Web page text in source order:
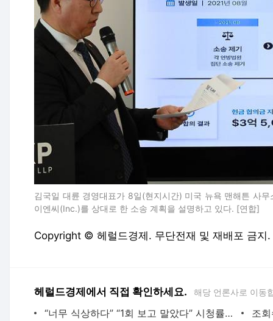
김국일 대륜 경영대표가 8일(현지시간) 미국 뉴욕 맨해튼 사
이엔씨(Inc.)를 상대로 한 소송 계획을 설명하고 있다. [연합]
Copyright © 헤럴드경제. 무단전재 및 재배포 금지.
헤럴드경제에서 직접 확인하세요. 해당 언론사로 이동
“너무 식상하다” “1회 보고 말았다” 시청률 30%→1% 추락 나영석…망할 줄 알았더니